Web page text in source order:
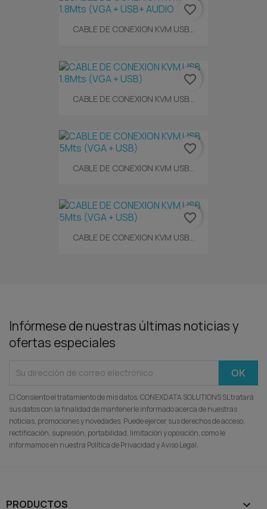
CABLE DE CONEXION KVM USB...
favorite_border
CABLE DE CONEXION KVM USB...
favorite_border
CABLE DE CONEXION KVM USB...
favorite_border
CABLE DE CONEXION KVM USB...
favorite_border
Infórmese de nuestras últimas noticias y
ofertas especiales
☐ Consiento el tratamiento de mis datos. CONEXDATA SOLUTIONS SL tratará
sus datos con la finalidad de mantenerle informado acerca de nuestras
noticias, promociones y novedades. Puede ejercer sus derechos de acceso,
rectificación, supresión, portabilidad, limitación y oposición, como le
informamos en nuestra Política de Privacidad y Aviso Legal.
PRODUCTOS 